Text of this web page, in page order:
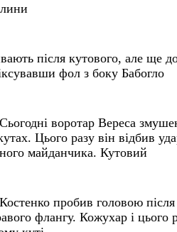
після кутового, але ще
фол з боку Бабогло
воротар Вереса
Цього разу він відбив
майданчика. Кутовий
пробив головою після
флангу. Кожухар і цього